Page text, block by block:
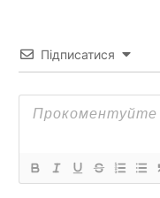
Підписатися